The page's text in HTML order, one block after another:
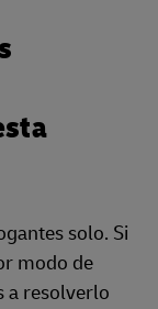
solo. Si
modo de
a resolverlo